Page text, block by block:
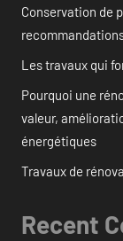
Conservation de
Les travaux qui
Pourquoi une
valeur,
énergétiques
Travaux de
Recent